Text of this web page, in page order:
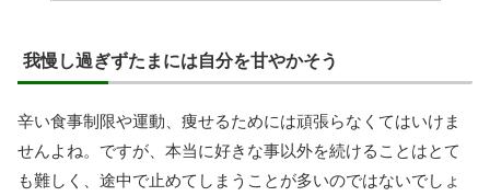
我慢し過ぎずたまには自分を甘やかそう
辛い食事制限や運動、痩せるためには頑張らなくてはいけま
せんよね。ですが、本当に好きな事以外を続けることはとて
も難しく、途中で止めてしまうことが多いのではないでしょ